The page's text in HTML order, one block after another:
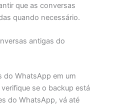
que as conversas
quando necessário.
antigas do
do WhatsApp em um
se o backup está
do WhatsApp, vá até